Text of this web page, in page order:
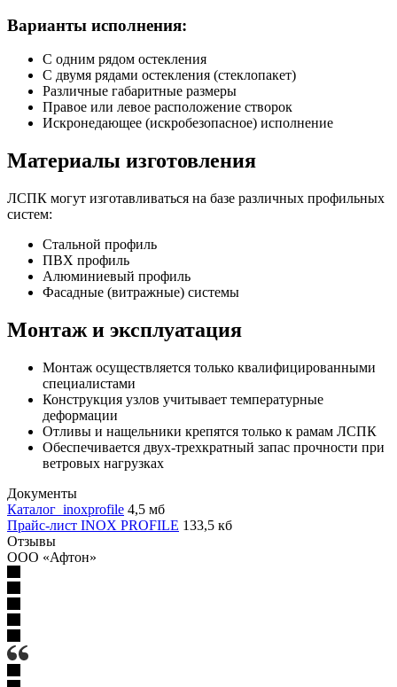
Варианты исполнения:
С одним рядом остекления
С двумя рядами остекления (стеклопакет)
Различные габаритные размеры
Правое или левое расположение створок
Искронедающее (искробезопасное) исполнение
Материалы изготовления
ЛСПК могут изготавливаться на базе различных профильных
систем:
Стальной профиль
ПВХ профиль
Алюминиевый профиль
Фасадные (витражные) системы
Монтаж и эксплуатация
Монтаж осуществляется только квалифицированными
специалистами
Конструкция узлов учитывает температурные
деформации
Отливы и нащельники крепятся только к рамам ЛСПК
Обеспечивается двух-трехкратный запас прочности при
ветровых нагрузках
Документы
Каталог_inoxprofile 4,5 мб
Прайс-лист INOX PROFILE 133,5 кб
Отзывы
ООО «Афтон»